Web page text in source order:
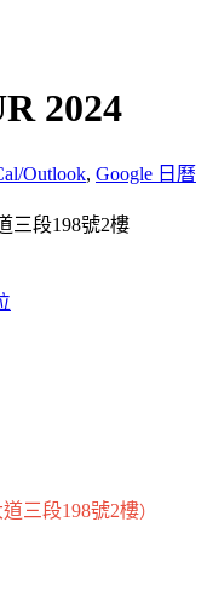
2024
Outlook, Google 日曆
三段198號2樓
三段198號2樓）